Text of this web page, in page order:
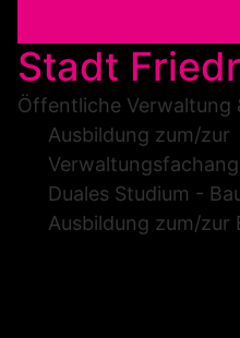
Stadt
Öffentliche Verwaltung
Ausbildung zum/zur
Duales Studium -
Ausbildung zum/zur